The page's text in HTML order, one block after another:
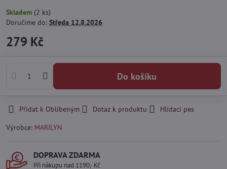
Skladem (2 ks)
Doručíme do: Středa 12.8.2026
279 Kč
Do košíku
Přidat k Oblíbeným Dotaz k produktu
Hlídací pes
Výrobce: MARILYN
DOPRAVA ZDARMA
Při nákupu nad 1190,- Kč